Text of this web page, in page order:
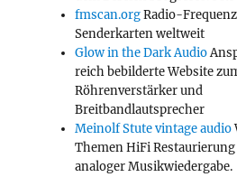
fmscan.orgRadio-
Senderkarten weltweit
Glow in the Dark Audio
reich bebilderte Website
Röhrenverstärker und
Breitbandlautsprecher
Meinolf Stute vintage audio
Themen HiFi
analoger Musikwiedergabe.